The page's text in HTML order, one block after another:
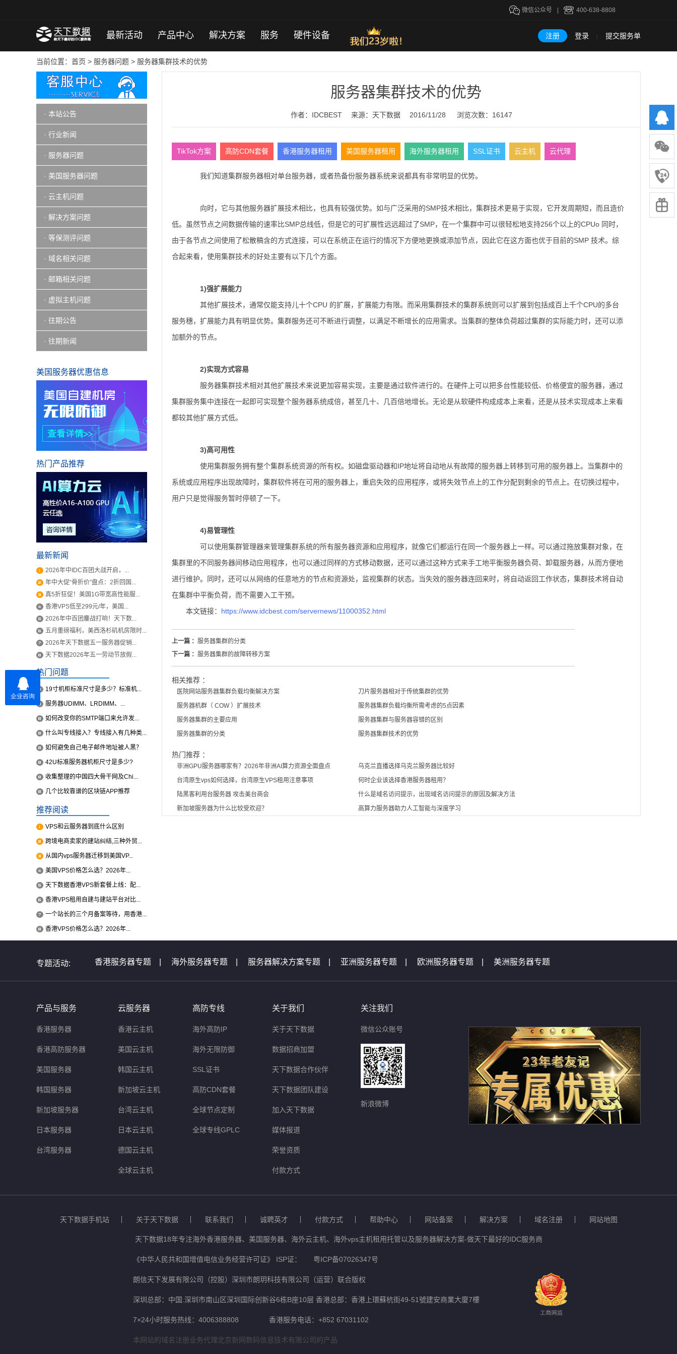
400-638-8808
微信公众号
最新活动 产品中心 解决方案 服务 硬件设备 注册 登录 | 提交服务单
当前位置： 首页 > 服务器问题 > 服务器集群技术的优势
· 本站公告
· 行业新闻
· 服务器问题
· 美国服务器问题
· 云主机问题
· 解决方案问题
· 等保测评问题
· 域名相关问题
· 邮箱相关问题
· 虚拟主机问题
· 往期公告
· 往期新闻
美国服务器优惠信息
热门产品推荐
最新新闻
2026年中IDC百团大战开启，...
年中大促“骨折价”盘点：2折回国...
真5折狂促！美国1G带宽高性能服...
香港VPS低至299元/年，美国...
2026年中百团鏖战打响！天下数...
五月重磅福利，美西洛杉矶机房限时...
2026年天下数据五一服务器促销...
天下数据2026年五一劳动节放假...
热门问题
19寸机柜标准尺寸是多少？标准机...
服务器UDIMM、LRDIMM、...
如何改变你的SMTP端口来允许发...
什么叫专线接入？专线接入有几种类...
如何避免自己电子邮件地址被人黑？
42U标准服务器机柜尺寸是多少?
收集整理的中国四大骨干网及Chi...
几个比较靠谱的区块链APP推荐
推荐阅读
VPS和云服务器到底什么区别
跨境电商卖家的建站纠结,三种外贸...
从国内vps服务器迁移到美国VP...
美国VPS价格怎么选？2026年...
天下数据香港VPS新套餐上线：配...
香港VPS租用自建与建站平台对比...
一个站长的三个月备案等待，用香港...
香港VPS价格怎么选？2026年...
服务器集群技术的优势
作者：IDCBEST 来源： 天下数据 2016/11/28 浏览次数：16147
TikTok方案 高防CDN套餐 香港服务器租用 美国服务器租用 海外服务器租用 SSL证书 云主机 云代理
我们知道集群服务器相对单台服务器，或者热备份服务器系统来说都具有非常明显的优势。
向时，它与其他服务器扩展技术相比，也具有较强优势。如与广泛采用的SMP技术相比，集群技术更易于实现，它开发周期短，而且造价
低。虽然节点之间数据传输的速率比SMP总线低，但是它的可扩展性远远超过了SMP，在一个集群中可以很轻松地支持256个以上的CPUo 同时，
由于各节点之间使用了松散稿含的方式连接，可以在系统正在运行的情况下方便地更换或添加节点，因此它在这方面也优于目前的SMP 技术。综
合起来看，使用集群技术的好处主要有以下几个方面。
1)强扩展能力
其他扩展技术，通常仅能支持儿十个CPU 的扩展，扩展能力有限。而采用集群技术的集群系统则可以扩展到包括成百上千个CPU的多台
服务穗，扩展能力具有明显优势。集群服务还可不断进行调整，以满足不断增长的应用需求。当集群的整体负荷超过集群的实际能力时，还可以添
加额外的节点。
2)实现方式容易
服务器集群技术相对其他扩展技术来说更加容易实现，主要是通过软件进行的。在硬件上可以把多台性能较低、价格便宜的服务器，通过
集群服务集中连接在一起即可实现整个服务器系统成倍，甚至几十、几百倍地增长。无论是从软硬件构成成本上来看，还是从技术实现成本上来看
都较其他扩展方式低。
3)高可用性
使用集群服务拥有整个集群系统资源的所有权。如磁盘驱动器和IP地址将自动地从有故障的服务器上转移到可用的服务器上。当集群中的
系统或应用程序出现故障时，集群软件将在可用的服务器上，重启失效的应用程序，或将失效节点上的工作分配到剩余的节点上。在切换过程中，
用户只是觉得服务暂时停顿了一下。
4)易管理性
可以使用集群管理器来管理集群系统的所有服务器资源和应用程序，就像它们都运行在同一个服务器上一样。可以通过拖放集群对象，在
集群里的不同服务器间移动应用程序，也可以通过同样的方式移动数据，还可以通过这种方式来手工地平衡服务器负荷、卸载服务器，从而方便地
进行维护。同时，还可以从网络的任意地方的节点和资源处，监视集群的状态。当失效的服务器连回来时，将自动返回工作状态，集群技术将自动
在集群中平衡负荷，而不需要入工干预。
本文链接： https://www.idcbest.com/servernews/11000352.html
上一篇 ： 服务器集群的分类
下一篇 ： 服务器集群的故障转移方案
相关推荐 ：
医院网站服务器集群负载均衡解决方案
刀片服务器相对于传统集群的优势
服务器机群（ COW ）扩展技术
服务器集群负载均衡所需考虑的5点因素
服务器集群的主要应用
服务器集群与服务器容错的区别
服务器集群的分类
服务器集群技术的优势
热门推荐 ：
非洲GPU服务器哪家有？2026年非洲AI算力资源全面盘点
乌克兰直播选择乌克兰服务器比较好
台湾原生vps如何选择，台湾原生VPS租用注意事项
何时企业该选择香港服务器租用？
陆黑客利用台服务器 攻击美台商会
什么是域名访问提示，出现域名访问提示的原因及解决方法
新加坡服务器为什么比较受欢迎？
高算力服务器助力人工智能与深度学习
专题活动: 香港服务器专题 海外服务器专题 服务器解决方案专题 亚洲服务器专题 欧洲服务器专题 美洲服务器专题
全球服务器介绍专题 | 全球云主机专题 | 服务器专题汇总 | 服务器问题 | 域名问题集锦 | 虚拟主机问题集锦
产品与服务
香港服务器
香港高防服务器
美国服务器
韩国服务器
新加坡服务器
日本服务器
台湾服务器
云服务器
香港云主机
美国云主机
韩国云主机
新加坡云主机
台湾云主机
日本云主机
德国云主机
全球云主机
高防专线
海外高防IP
海外无限防御
SSL证书
高防CDN套餐
全球节点定制
全球专线GPLC
关于我们
关于天下数据
数据招商加盟
天下数据合作伙伴
天下数据团队建设
加入天下数据
媒体报道
荣誉资质
付款方式
关注我们
微信公众账号
新浪微博
天下数据手机站 关于天下数据 联系我们 诚聘英才 付款方式 帮助中心 网站备案 解决方案 域名注册 网站地图
天下数据18年专注海外香港服务器、美国服务器、海外云主机、海外vps主机租用托管以及服务器解决方案-做天下最好的IDC服务商
《中华人民共和国增值电信业务经营许可证》 ISP证： 粤ICP备07026347号
朗信天下发展有限公司（控股）深圳市朗玥科技有限公司（运营）联合版权
深圳总部：中国.深圳市南山区深圳国际创新谷6栋B座10层 香港总部：香港上環蘇杭街49-51號建安商業大廈7樓
7×24小时服务热线：4006388808 香港服务电话：+852 67031102
本网站的域名注册业务代理北京新网数码信息技术有限公司的产品